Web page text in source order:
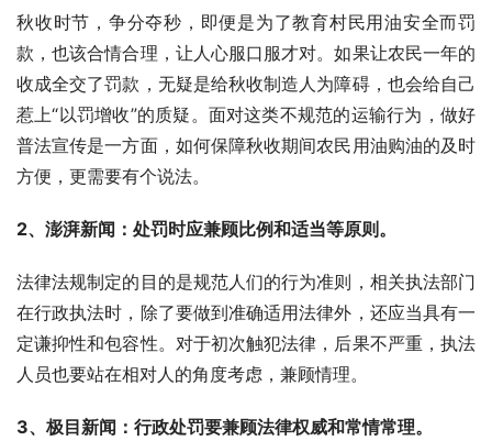
秋收时节，争分夺秒，即便是为了教育村民用油安全而罚
款，也该合情合理，让人心服口服才对。如果让农民一年的
收成全交了罚款，无疑是给秋收制造人为障碍，也会给自己
惹上“以罚增收”的质疑。面对这类不规范的运输行为，做好
普法宣传是一方面，如何保障秋收期间农民用油购油的及时
方便，更需要有个说法。
2、澎湃新闻：处罚时应兼顾比例和适当等原则。
法律法规制定的目的是规范人们的行为准则，相关执法部门
在行政执法时，除了要做到准确适用法律外，还应当具有一
定谦抑性和包容性。对于初次触犯法律，后果不严重，执法
人员也要站在相对人的角度考虑，兼顾情理。
3、极目新闻：行政处罚要兼顾法律权威和常情常理。